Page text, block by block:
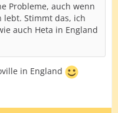
Probleme, auch wenn
Stimmt das, ich
auch Heta in England
in England